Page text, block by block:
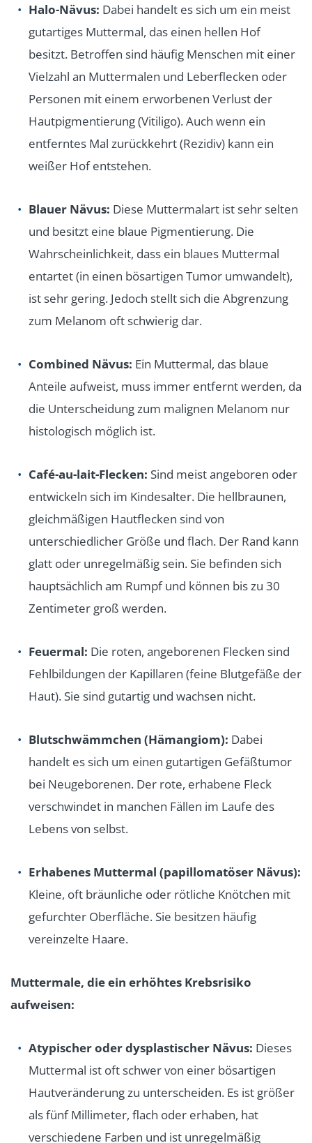
Halo-Nävus: Dabei handelt es sich um ein meist
gutartiges Muttermal, das einen hellen Hof
besitzt. Betroffen sind häufig Menschen mit einer
Vielzahl an Muttermalen und Leberflecken oder
Personen mit einem erworbenen Verlust der
Hautpigmentierung (Vitiligo). Auch wenn ein
entferntes Mal zurückkehrt (Rezidiv) kann ein
weißer Hof entstehen.
Blauer Nävus: Diese Muttermalart ist sehr selten
und besitzt eine blaue Pigmentierung. Die
Wahrscheinlichkeit, dass ein blaues Muttermal
entartet (in einen bösartigen Tumor umwandelt),
ist sehr gering. Jedoch stellt sich die Abgrenzung
zum Melanom oft schwierig dar.
Combined Nävus: Ein Muttermal, das blaue
Anteile aufweist, muss immer entfernt werden, da
die Unterscheidung zum malignen Melanom nur
histologisch möglich ist.
Café-au-lait-Flecken: Sind meist angeboren oder
entwickeln sich im Kindesalter. Die hellbraunen,
gleichmäßigen Hautflecken sind von
unterschiedlicher Größe und flach. Der Rand kann
glatt oder unregelmäßig sein. Sie befinden sich
hauptsächlich am Rumpf und können bis zu 30
Zentimeter groß werden.
Feuermal: Die roten, angeborenen Flecken sind
Fehlbildungen der Kapillaren (feine Blutgefäße der
Haut). Sie sind gutartig und wachsen nicht.
Blutschwämmchen (Hämangiom): Dabei
handelt es sich um einen gutartigen Gefäßtumor
bei Neugeborenen. Der rote, erhabene Fleck
verschwindet in manchen Fällen im Laufe des
Lebens von selbst.
Erhabenes Muttermal (papillomatöser Nävus):
Kleine, oft bräunliche oder rötliche Knötchen mit
gefurchter Oberfläche. Sie besitzen häufig
vereinzelte Haare.
Muttermale, die ein erhöhtes Krebsrisiko
aufweisen:
Atypischer oder dysplastischer Nävus: Dieses
Muttermal ist oft schwer von einer bösartigen
Hautveränderung zu unterscheiden. Es ist größer
als fünf Millimeter, flach oder erhaben, hat
verschiedene Farben und ist unregelmäßig